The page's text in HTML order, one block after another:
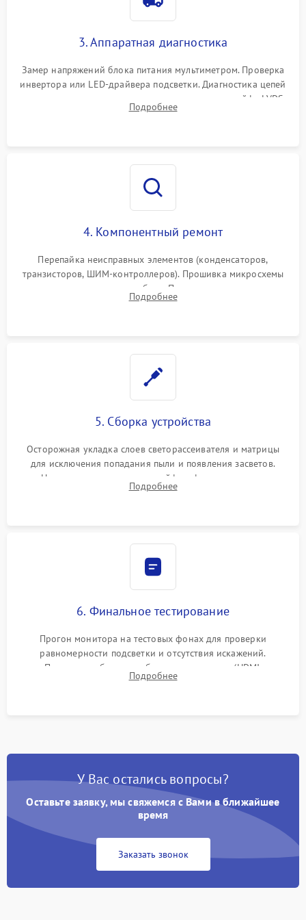
Поломка системы защиты
3. Аппаратная диагностика
Замер напряжений блока питания мультиметром. Проверка
инвертора или LED-драйвера подсветки. Диагностика цепей
питания скалера и тестирование сигналов на шлейфе LVDS
Подробнее
4. Компонентный ремонт
Перепайка неисправных элементов (конденсаторов,
транзисторов, ШИМ-контроллеров). Прошивка микросхемы
памяти при программных сбоях. При поломке подсветки —
разборка матрицы и замена выгоревших светодиодов.
Подробнее
5. Сборка устройства
Осторожная укладка слоев светорассеивателя и матрицы
для исключения попадания пыли и появления засветов.
Надежное подключение шлейфов, фиксация плат и
аккуратное защелкивание пластикового корпуса монитора.
Подробнее
6. Финальное тестирование
Прогон монитора на тестовых фонах для проверки
равномерности подсветки и отсутствия искажений.
Проверка работоспособности всех портов (HDMI,
DisplayPort, VGA) и кнопок управления под нагрузкой в
Подробнее
У Вас остались вопросы?
Оставьте заявку, мы свяжемся с Вами в ближайшее
время
Заказать звонок